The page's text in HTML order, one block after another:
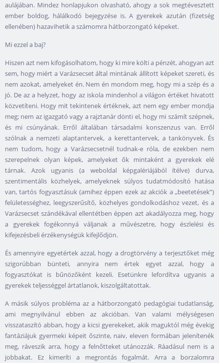
aulájában. Mindez honlapjukon olvasható, ahogy a sok megtévesztett
ember boldog, hálálkodó bejegyzése is. A gyerekek azután (fizetség
ellenében) hazavihetik a számomra hátborzongató képeket.
Mi ezzel a baj?
Hiszen azt nem kifogásolhatom, hogy ki mire költi a pénzét, ahogyan azt
sem, hogy miért a Varázsecset által mintának állított képeket szereti, és
nem azokat, amelyeket én. Nem én mondom meg, hogy mi a szép és a
jó. De az a helyzet, hogy az iskola mindenhol a világon értéket hivatott
közvetíteni. Hogy mit tekintenek értéknek, azt nem egy ember mondja
meg; nem az igazgató vagy a rajztanár dönti el, hogy mi számít szépnek,
és mi csúnyának. Erről általában társadalmi konszenzus van. Erről
szólnak a nemzeti alaptantervek, a kerettantervek, a tankönyvek. És
nem tudom, hogy a Varázsecsetnél tudnak-e róla, de ezekben nem
szerepelnek olyan képek, amelyeket ők mintaként a gyerekek elé
tárnak. Azok ugyanis (a weboldal képgalériájából ítélve) durva,
szentimentális közhelyek, amelyeknek súlyos tudatmódosító hatása
van, tartós fogyasztásuk (amihez éppen ezek az akciók a „beetetések”)
felületességhez, leegyszerűsítő, közhelyes gondolkodáshoz vezet, és a
Varázsecset szándékával ellentétben éppen azt akadályozza meg, hogy
a gyerekek fogékonnyá váljanak a művészetre, hogy észlelési és
kifejezésbeli érzékenységük kifejlődjön.
És amennyire egyetértek azzal, hogy a drogtörvény a terjesztőket még
szigorúbban bünteti, annyira nem értek egyet azzal, hogy a
fogyasztókat is bűnözőként kezeli. Esetünkre lefordítva ugyanis a
gyerekek teljességgel ártatlanok, kiszolgáltatottak.
A másik súlyos probléma az a hátborzongató pedagógiai tudatlanság,
ami megnyilvánul ebben az akcióban. Van valami mélységesen
visszataszító abban, hogy a kicsi gyerekeket, akik maguktól még évekig
fantáziájuk gyermeki képeit őszinte, naiv, eleven formában jelenítenék
meg, ráveszik arra, hogy a felnőtteket utánozzák. Ráadásul nem is a
jobbakat. Ez kimeríti a megrontás fogalmát. Arra a borzalomra